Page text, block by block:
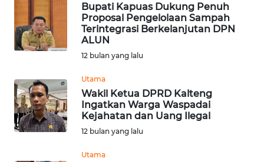
Bupati Kapuas Dukung Penuh
Proposal Pengelolaan Sampah
Terintegrasi Berkelanjutan DPN
ALUN
12 bulan yang lalu
Utama
Wakil Ketua DPRD Kalteng
Ingatkan Warga Waspadai
Kejahatan dan Uang Ilegal
12 bulan yang lalu
Utama
TAPANULI
SELATAN
TANJUNG
LESUNG
WN
KARO